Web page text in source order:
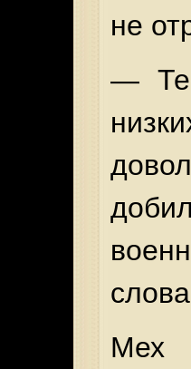
не
—
Мех